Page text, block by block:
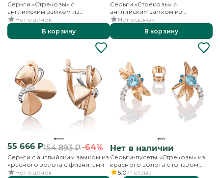
Серьги «Стрекозы» с
английским замком из
красного золота с фианитами и
эмалью
Нет оценок
В корзину
Серьги «Стрекозы» с
английским замком из
красного золота с эмалью
Нет оценок
В корзину
55 666₽154 893₽-64%
Серьги с английским замком из
красного золота с фианитами
Нет оценок
Нет в наличии
Серьги-пусеты «Стрекозы» из
красного золота с топазом,
бесцветными топазами и
5.0 1 отзыв